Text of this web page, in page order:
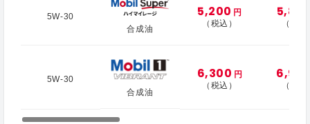
5W-30
合成油
5,200 円
（税込）
（税
5W-30
合成油
6,300 円
（税込）
（税